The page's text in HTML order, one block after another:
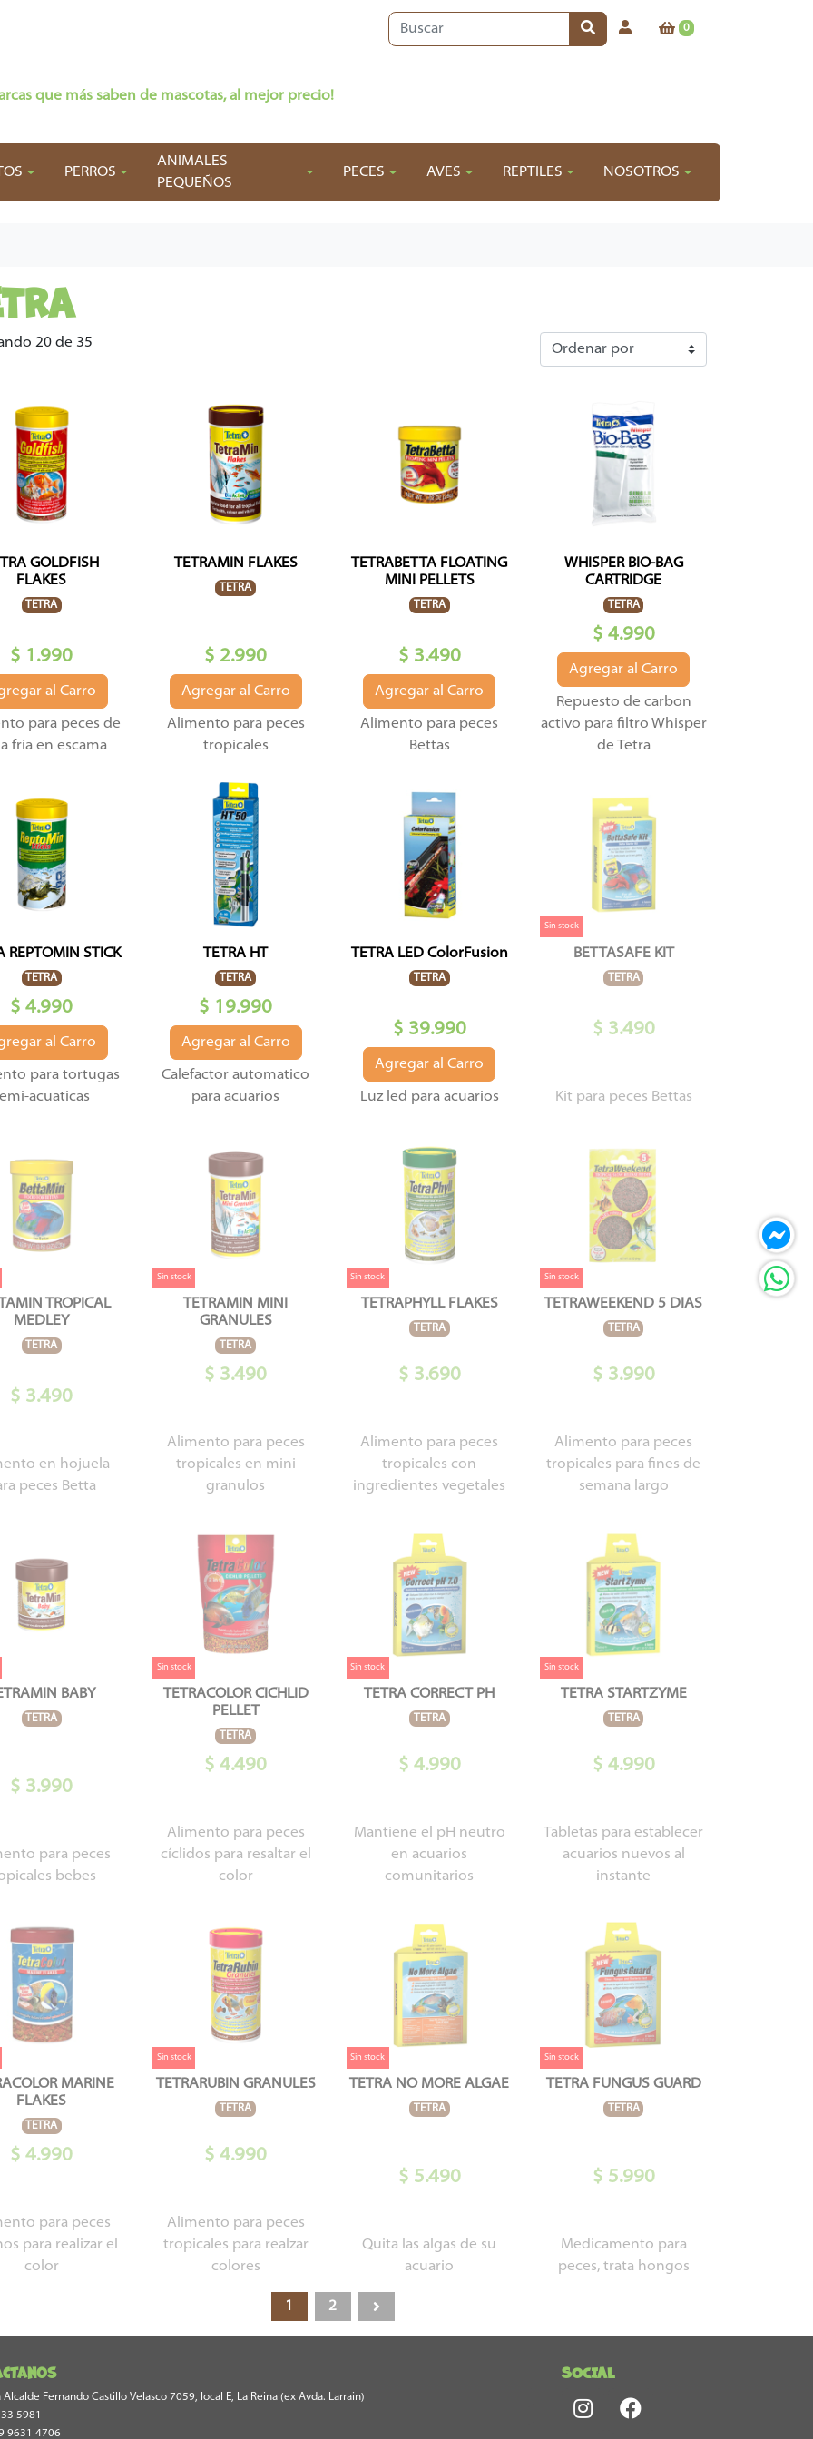
0
que más saben de mascotas, al mejor precio!
PERROS
ANIMALES
PEQUEÑOS
PECES AVES REPTILES NOSOTROS
20 de 35
GOLDFISH
FLAKES
TETRA
$ 1.990
al Carro
para peces de
fria en escama
TETRAMIN FLAKES
TETRA
$ 2.990
Agregar al Carro
Alimento para peces
tropicales
TETRABETTA FLOATING
MINI PELLETS
TETRA
$ 3.490
Agregar al Carro
Alimento para peces
Bettas
WHISPER BIO-BAG
CARTRIDGE
TETRA
$ 4.990
Agregar al Carro
Repuesto de carbon
activo para filtro Whisper
de Tetra
REPTOMIN STICK
TETRA
$ 4.990
al Carro
para tortugas
acuaticas
TETRA HT
TETRA
$ 19.990
Agregar al Carro
Calefactor automatico
para acuarios
TETRA LED ColorFusion
TETRA
$ 39.990
Agregar al Carro
Luz led para acuarios
Sin stock
BETTASAFE KIT
TETRA
$ 3.490
Kit para peces Bettas
TROPICAL
MEDLEY
TETRA
$ 3.490
en hojuela
peces Betta
Sin stock
TETRAMIN MINI
GRANULES
TETRA
$ 3.490
Alimento para peces
tropicales en mini
granulos
Sin stock
TETRAPHYLL FLAKES
TETRA
$ 3.690
Alimento para peces
tropicales con
ingredientes vegetales
Sin stock
TETRAWEEKEND 5 DIAS
TETRA
$ 3.990
Alimento para peces
tropicales para fines de
semana largo
BABY
TETRA
$ 3.990
para peces
bebes
Sin stock
TETRACOLOR CICHLID
PELLET
TETRA
$ 4.490
Alimento para peces
cíclidos para resaltar el
color
Sin stock
TETRA CORRECT PH
TETRA
$ 4.990
Mantiene el pH neutro
en acuarios
comunitarios
Sin stock
TETRA STARTZYME
TETRA
$ 4.990
Tabletas para establecer
acuarios nuevos al
instante
MARINE
FLAKES
TETRA
$ 4.990
para peces
para realizar el
color
Sin stock
TETRARUBIN GRANULES
TETRA
$ 4.990
Alimento para peces
tropicales para realzar
colores
Sin stock
TETRA NO MORE ALGAE
TETRA
$ 5.490
Quita las algas de su
acuario
Sin stock
TETRA FUNGUS GUARD
TETRA
$ 5.990
Medicamento para
peces, trata hongos
1 2
Alcalde Fernando Castillo Velasco 7059, local E, La Reina (ex Avda. Larrain)
5981
9631 4706
SOCIAL